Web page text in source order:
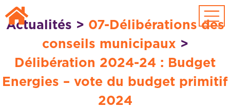
Passer au contenu principal
Actualités > 07-Délibérations des
conseils municipaux >
Délibération 2024-24 : Budget
Energies – vote du budget primitif
2024